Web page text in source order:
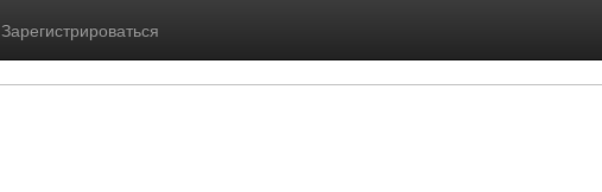
Зарегистрироваться